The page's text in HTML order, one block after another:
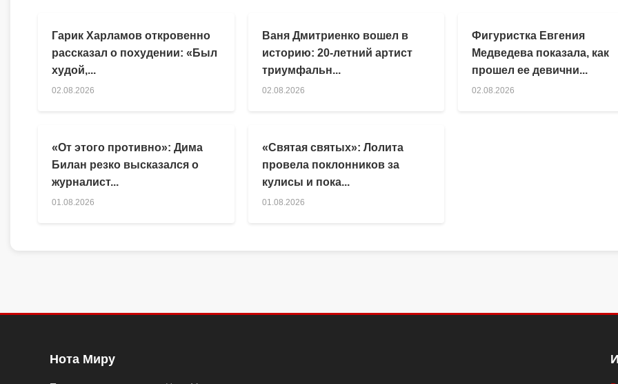
Гарик Харламов откровенно
рассказал о похудении: «Был
худой,...
02.08.2026
Ваня Дмитриенко вошел в
историю: 20-летний артист
триумфальн...
02.08.2026
Фигуристка Евгения
Медведева показала, как
прошел ее девични...
02.08.2026
«От этого противно»: Дима
Билан резко высказался о
журналист...
01.08.2026
«Святая святых»: Лолита
провела поклонников за
кулисы и пока...
01.08.2026
Нота Миру